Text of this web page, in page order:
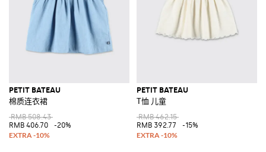
PETIT BATEAU
棉质连衣裙
RMB 508.43
RMB 406.70
-20%
PETIT BATEAU
T恤 儿童
RMB 462.15
RMB 392.77
-15%